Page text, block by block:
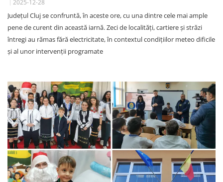
2025-12-28
Județul Cluj se confruntă, în aceste ore, cu una dintre cele mai ample
pene de curent din această iarnă. Zeci de localități, cartiere și străzi
întregi au rămas fără electricitate, în contextul condițiilor meteo dificile
și al unor intervenții programate